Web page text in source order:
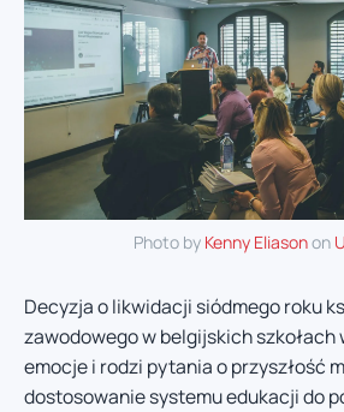
Photo by Kenny Eliasonon
Decyzja o likwidacji siódmego roku
zawodowego w belgijskich szkołach
emocje i rodzi pytania o przyszłość
dostosowanie systemu edukacji do